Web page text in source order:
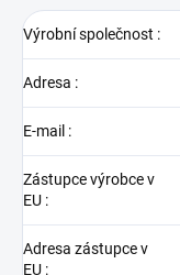
Výrobní společnost :
Adresa :
E-mail :
Zástupce výrobce v
EU :
Adresa zástupce v
EU :